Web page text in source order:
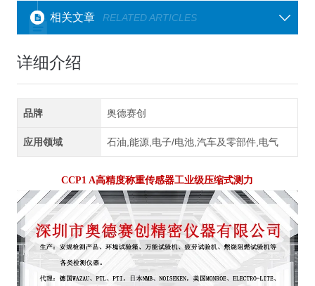
相关文章 RELATED ARTICLES
详细介绍
品牌 奥德赛创
应用领域 石油,能源,电子/电池,汽车及零部件,电气
CCP1 A高精度称重传感器工业级压缩式测力